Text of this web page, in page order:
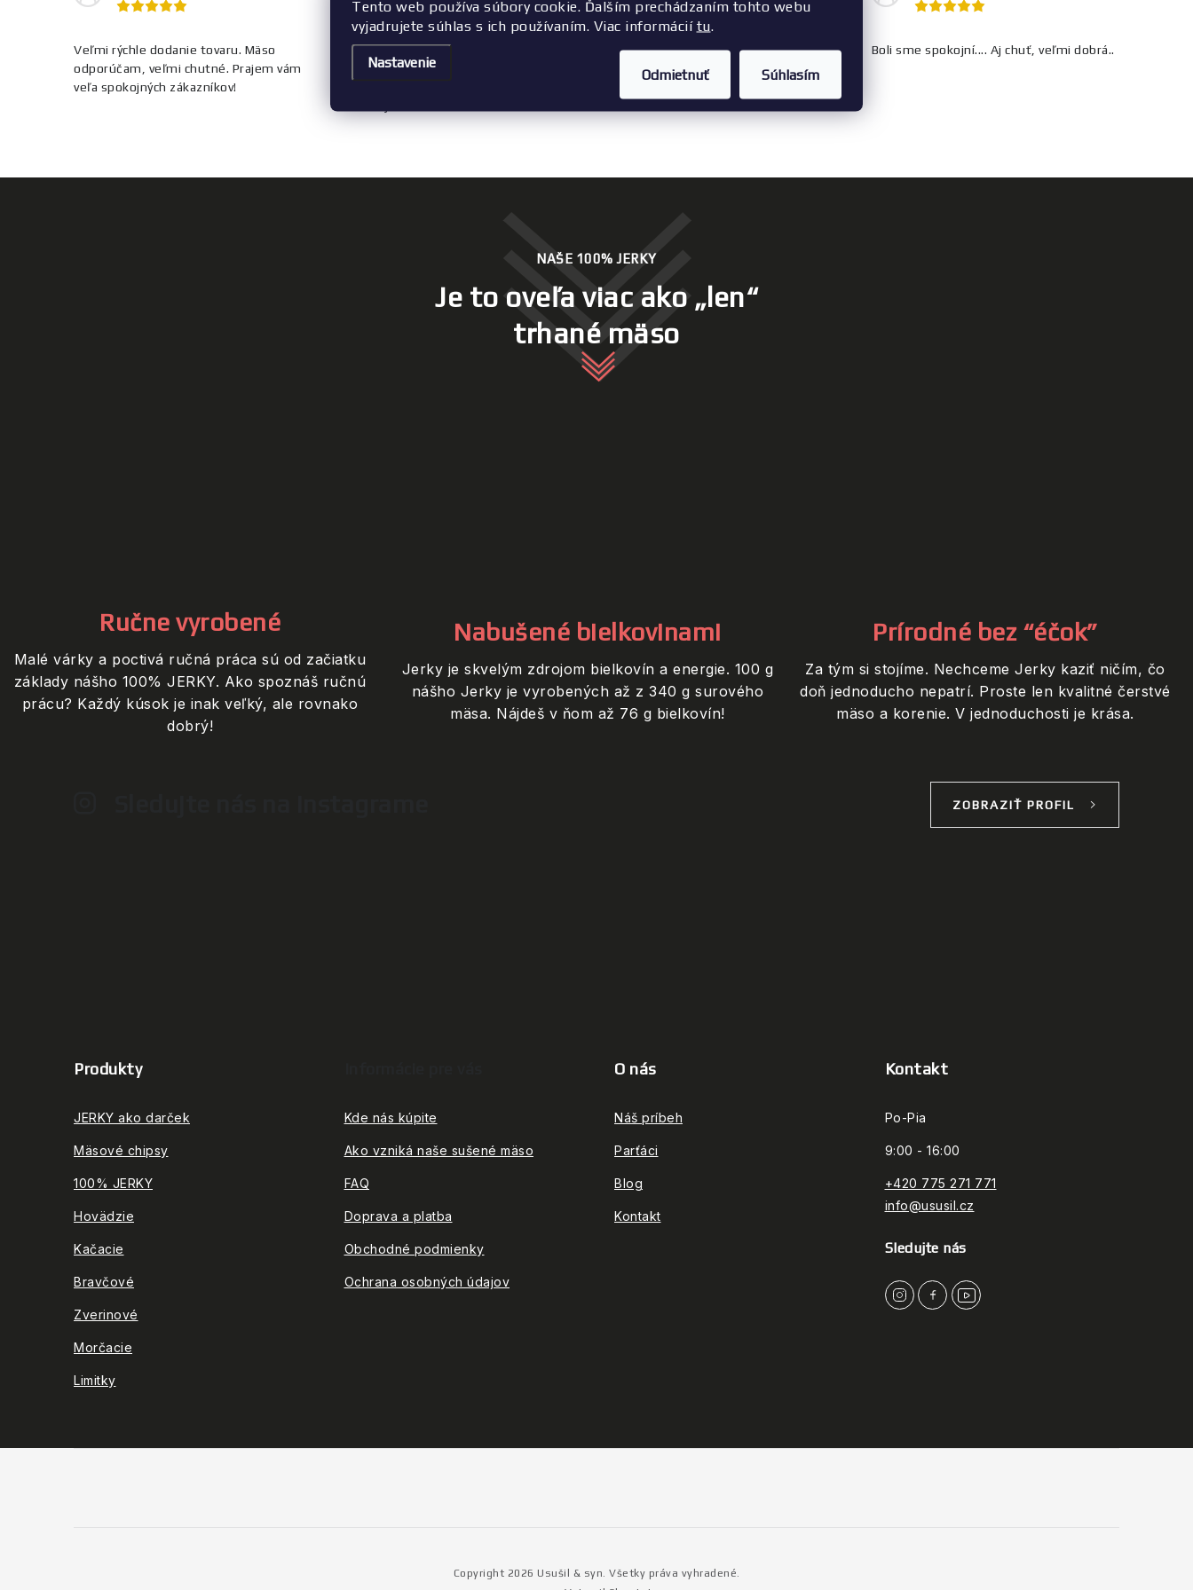
Tento web používa súbory cookie. Ďalším prechádzaním tohto webu
vyjadrujete súhlas s ich používaním. Viac informácií tu.
Nastavenie
Odmietnuť Súhlasím
e
r
v
v
Veľmi rýchle dodanie tovaru. Mäso
odporúčam, veľmi chutné. Prajem vám
veľa spokojných zákazníkov!
Veľmi rýchle dodanie. Vynikajúca chuť a
ešte aj príjemný pozdrav na dodanej
skvelý snak na cesty alebo len tak k telke
a chutí aj deťom.
Boli sme spokojní.... Aj chuť, veľmi dobrá..
NAŠE 100% JERKY
Je to oveľa viac ako „len“
trhané mäso
Ručne vyrobené
Malé várky a poctivá ručná práca sú od začiatku
základy nášho 100% JERKY. Ako spoznáš ručnú
prácu? Každý kúsok je inak veľký, ale rovnako
dobrý!
Nabušené bielkovinami
Jerky je skvelým zdrojom bielkovín a energie. 100 g
nášho Jerky je vyrobených až z 340 g surového
mäsa. Nájdeš v ňom až 76 g bielkovín!
Prírodné bez “éčok”
Za tým si stojíme. Nechceme Jerky kaziť ničím, čo
doň jednoducho nepatrí. Proste len kvalitné čerstvé
mäso a korenie. V jednoduchosti je krása.
ZOBRAZIŤ PROFIL
Produkty
JERKY ako darček
Mäsové chipsy
100% JERKY
Hovädzie
Kačacie
Bravčové
Zverinové
Morčacie
Limitky
Kde nás kúpite
Ako vzniká naše sušené mäso
FAQ
Doprava a platba
Obchodné podmienky
Ochrana osobných údajov
O nás
Náš príbeh
Parťáci
Blog
Kontakt
Kontakt
Po-Pia
9:00 - 16:00
+420 775 271 771
info@ususil.cz
Sledujte nás
Copyright 2026 Usušil & syn. Všetky práva vyhradené.